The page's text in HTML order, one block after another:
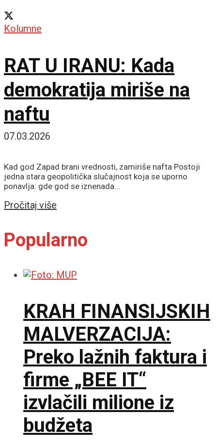
Kolumne
RAT U IRANU: Kada
demokratija miriše na
naftu
07.03.2026
Kad god Zapad brani vrednosti, zamiriše nafta Postoji
jedna stara geopolitička slučajnost koja se uporno
ponavlja: gde god se iznenada...
Pročitaj više
Popularno
KRAH FINANSIJSKIH
MALVERZACIJA:
Preko lažnih faktura i
firme „BEE IT“
izvlačili milione iz
budžeta